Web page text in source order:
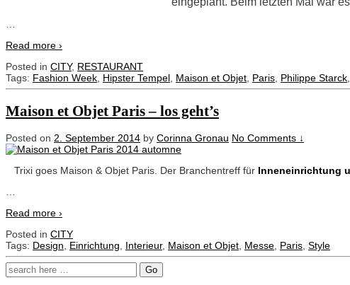
Read more ›
Posted in CITY, RESTAURANT
Tags: Fashion Week Hipster Tempel Maison et Objet Paris Philippe Starck
Maison et Objet Paris – los geht’s
Posted on 2. September 2014 by Corinna Gronau No Comments ↓
Trixi goesMaison & Objet Paris. Der Branchentreff für Inneneinrichtung
Read more ›
Posted in CITY
Tags: Design Einrichtung Interieur, Maison et Objet Messe Paris Style
Search
for: